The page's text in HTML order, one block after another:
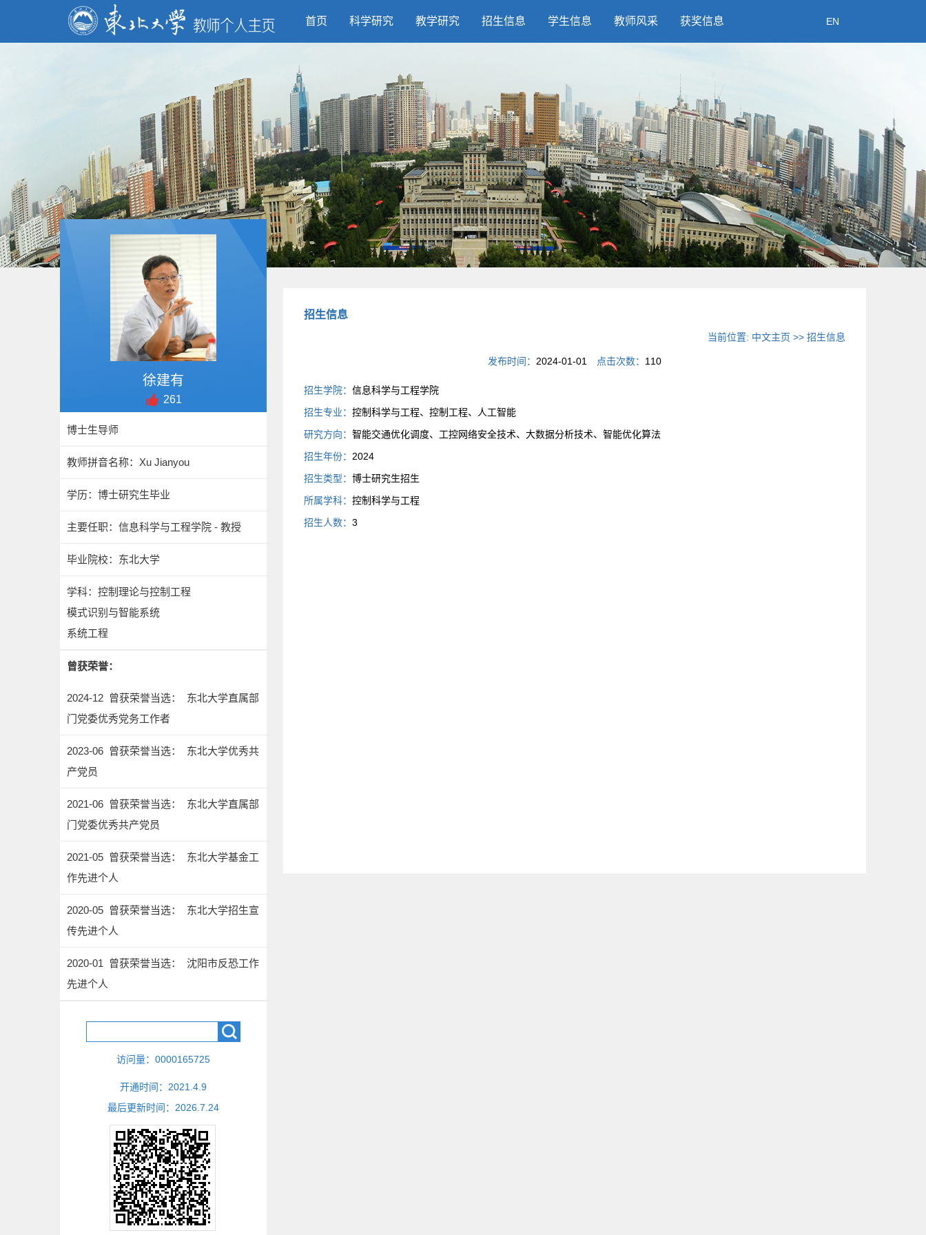
首页 科学研究 教学研究 招生信息 学生信息 教师风采 获奖信息 EN
徐建有
261
博士生导师
教师拼音名称：Xu Jianyou
学历：博士研究生毕业
主要任职：信息科学与工程学院 - 教授
毕业院校：东北大学
学科：控制理论与控制工程
模式识别与智能系统
系统工程
曾获荣誉：
2024-12 曾获荣誉当选： 东北大学直属部
门党委优秀党务工作者
2023-06 曾获荣誉当选： 东北大学优秀共
产党员
2021-06 曾获荣誉当选： 东北大学直属部
门党委优秀共产党员
2021-05 曾获荣誉当选： 东北大学基金工
作先进个人
2020-05 曾获荣誉当选： 东北大学招生宣
传先进个人
2020-01 曾获荣誉当选： 沈阳市反恐工作
先进个人
访问量： 0000165725
开通时间： 2021 4 9
最后更新时间： 2026 7 24
招生信息
当前位置: 中文主页 >>招生信息
发布时间： 2024-01-01 点击次数： 110
招生学院： 信息科学与工程学院
招生专业： 控制科学与工程、控制工程、人工智能
研究方向： 智能交通优化调度、工控网络安全技术、大数据分析技术、智能优化算法
招生年份： 2024
招生类型： 博士研究生招生
所属学科： 控制科学与工程
招生人数： 3